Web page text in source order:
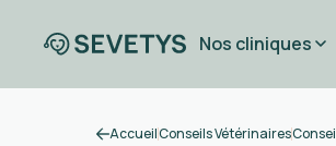
Nos cliniques
AccueilConseils Vétérinaires